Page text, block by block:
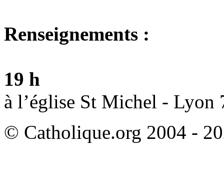
Renseignements :
19 h
à l’église St Michel - Lyon
© Catholique.org 2004 -